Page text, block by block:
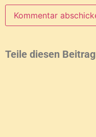
Teile diesen Beitrag